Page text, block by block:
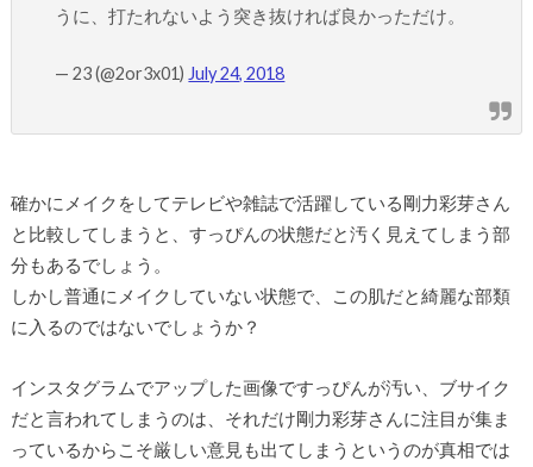
うに、打たれないよう突き抜ければ良かっただけ。
— 23 (@2or3x01) July 24, 2018
確かにメイクをしてテレビや雑誌で活躍している剛力彩芽さん
と比較してしまうと、すっぴんの状態だと汚く見えてしまう部
分もあるでしょう。
しかし普通にメイクしていない状態で、この肌だと綺麗な部類
に入るのではないでしょうか？
インスタグラムでアップした画像ですっぴんが汚い、ブサイク
だと言われてしまうのは、それだけ剛力彩芽さんに注目が集ま
っているからこそ厳しい意見も出てしまうというのが真相では